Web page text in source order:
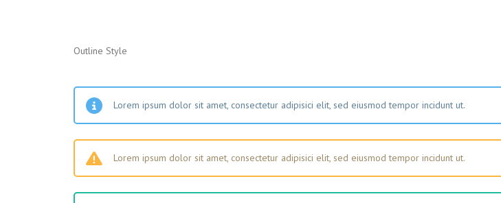
Outline Style
Lorem ipsum dolor sit amet, consectetur adipisici elit, sed eiusmod tempor incidunt ut.
Lorem ipsum dolor sit amet, consectetur adipisici elit, sed eiusmod tempor incidunt ut.